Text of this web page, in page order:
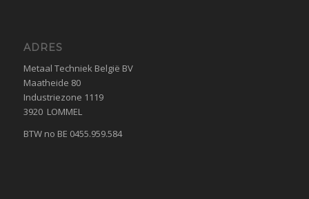
ADRES
Metaal Techniek België BV
Maatheide 80
Industriezone 1119
3920 LOMMEL
BTW no BE 0455.959.584